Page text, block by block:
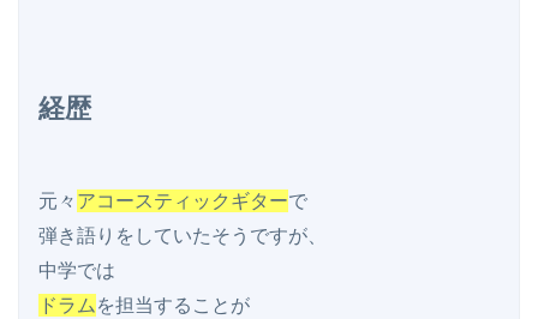
経歴
元々 アコースティックギターで
弾き語りをしていたそうですが、
ドラムを担当することが